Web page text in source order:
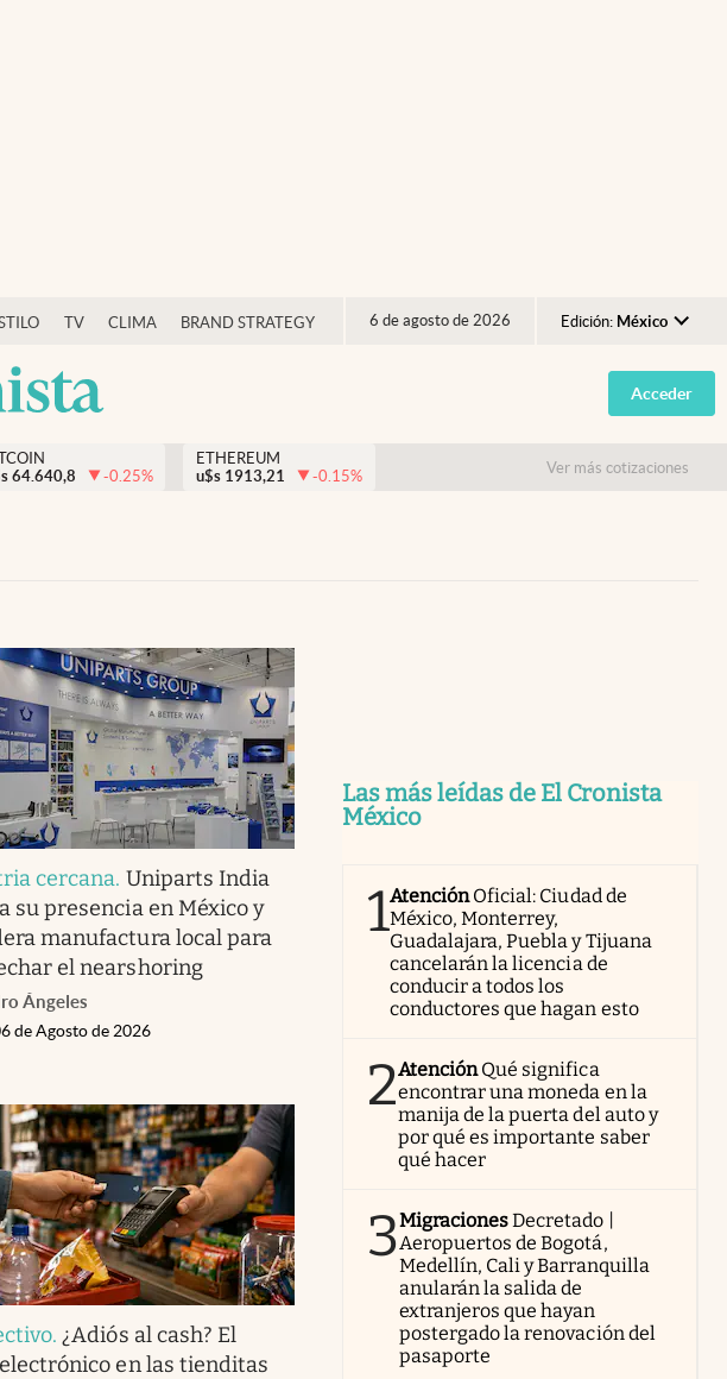
TV CLIMA BRAND STRATEGY 6 de agosto de 2026 Edición: México
Argentina
España
USA
Acceder
64.640,8 -0.25%
ETHEREUM
u$s 1913,21 -0.15% Ver más cotizaciones
cercana. Uniparts India
su presencia en México y
manufactura local para
el nearshoring
Ángeles
de Agosto de 2026
. ¿Adiós al cash? El
en las tienditas
Las más leídas de El Cronista
México
1AtenciónOficial: Ciudad de
México, Monterrey,
Guadalajara, Puebla y Tijuana
cancelarán la licencia de
conducir a todos los
conductores que hagan esto
2AtenciónQué significa
encontrar una moneda en la
manija de la puerta del auto y
por qué es importante saber
qué hacer
3MigracionesDecretado |
Aeropuertos de Bogotá,
Medellín, Cali y Barranquilla
anularán la salida de
extranjeros que hayan
postergado la renovación del
pasaporte